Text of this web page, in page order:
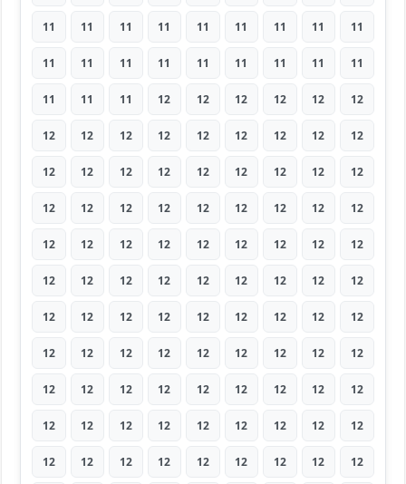
11 11 11 11 11 11 11 11 11
11 11 11 11 11 11 11 11 11
11 11 11 12 12 12 12 12 12
12 12 12 12 12 12 12 12 12
12 12 12 12 12 12 12 12 12
12 12 12 12 12 12 12 12 12
12 12 12 12 12 12 12 12 12
12 12 12 12 12 12 12 12 12
12 12 12 12 12 12 12 12 12
12 12 12 12 12 12 12 12 12
12 12 12 12 12 12 12 12 12
12 12 12 12 12 12 12 12 12
12 12 12 12 12 12 12 12 12